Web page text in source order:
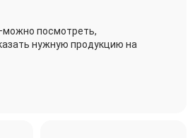
посмотреть,
нужную продукцию на